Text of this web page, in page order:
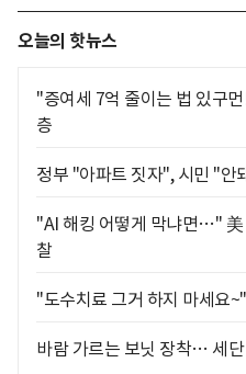
오늘의 핫뉴스
"증여세 7억 줄이는 법 있구
층
정부 "아파트 짓자", 시민 "
"AI 해킹 어떻게 막냐면…" 美
찰
"도수치료 그거 하지 마세요
바람 가르는 보닛 장착… 세